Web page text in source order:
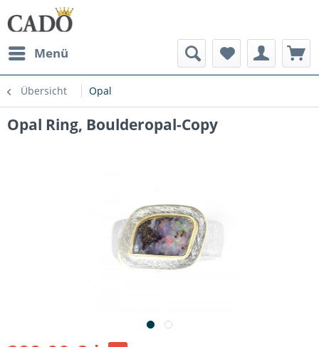
Menü
Übersicht Opal
Opal Ring, Boulderopal-Copy